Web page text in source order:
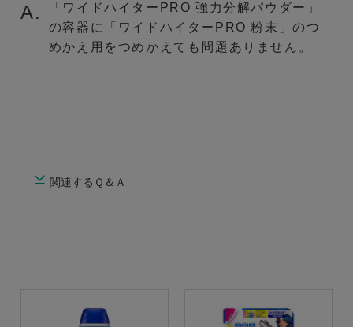
A.
「ワイドハイターPRO 強力分解パウダー」
の容器に「ワイドハイターPRO 粉末」のつ
めかえ用をつめかえても問題ありません。
関連するＱ＆Ａ